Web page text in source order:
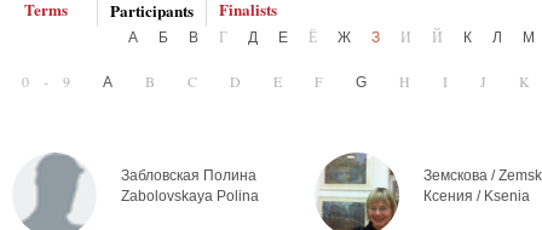
Terms
Participants
Finalists
А Б В Г Д Е Ё Ж З И Й К Л М
0-9 A B C D E F G H I J
Забловская Полина
Zabolovskaya Polina
Земскова /
Ксения / Ksenia